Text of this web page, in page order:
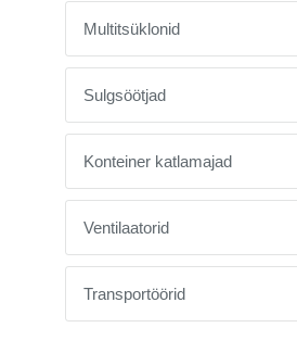
Multitsüklonid
Sulgsöötjad
Konteiner katlamajad
Ventilaatorid
Transportöörid